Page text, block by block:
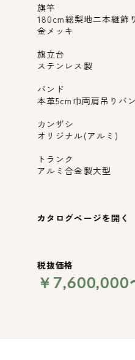
旗竿
180cm総梨地二本継飾
金メッキ
旗立台
ステンレス製
バンド
本革5cm巾両肩吊りバ
カンザシ
オリジナル(アルミ)
トランク
アルミ合金製大型
カタログページを開く
税抜価格
￥7,600,000